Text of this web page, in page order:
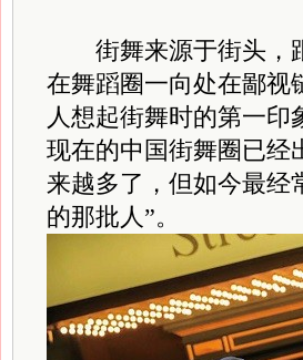
街舞来源于街头，跟
在舞蹈圈一向处在鄙视
人想起街舞时的第一
现在的中国街舞圈已经
来越多了，但如今最经
的那批人”。